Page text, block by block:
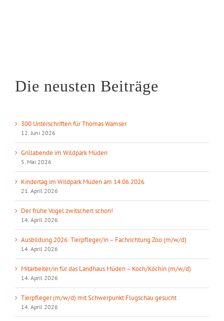
Die neusten Beiträge
300 Unterschriften für Thomas Wamser
12. Juni 2026
Grillabende im Wildpark Müden
5. Mai 2026
Kindertag im Wildpark Müden am 14.06.2026
21. April 2026
Der frühe Vogel zwitschert schon!
14. April 2026
Ausbildung 2026: Tierpfleger/in – Fachrichtung Zoo (m/w/d)
14. April 2026
Mitarbeiter/in für das Landhaus Müden – Koch/Köchin (m/w/d)
14. April 2026
Tierpfleger (m/w/d) mit Schwerpunkt Flugschau gesucht
14. April 2026